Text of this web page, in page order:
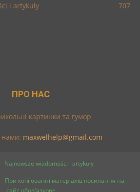
i artykuły 707
ПРО НАС
картинки та гумор
нами: maxwelhelp@gmail.com
Najnowsze wiadomości i artykuły
копіюванні матеріалів посилання на
сайт обов'язкове